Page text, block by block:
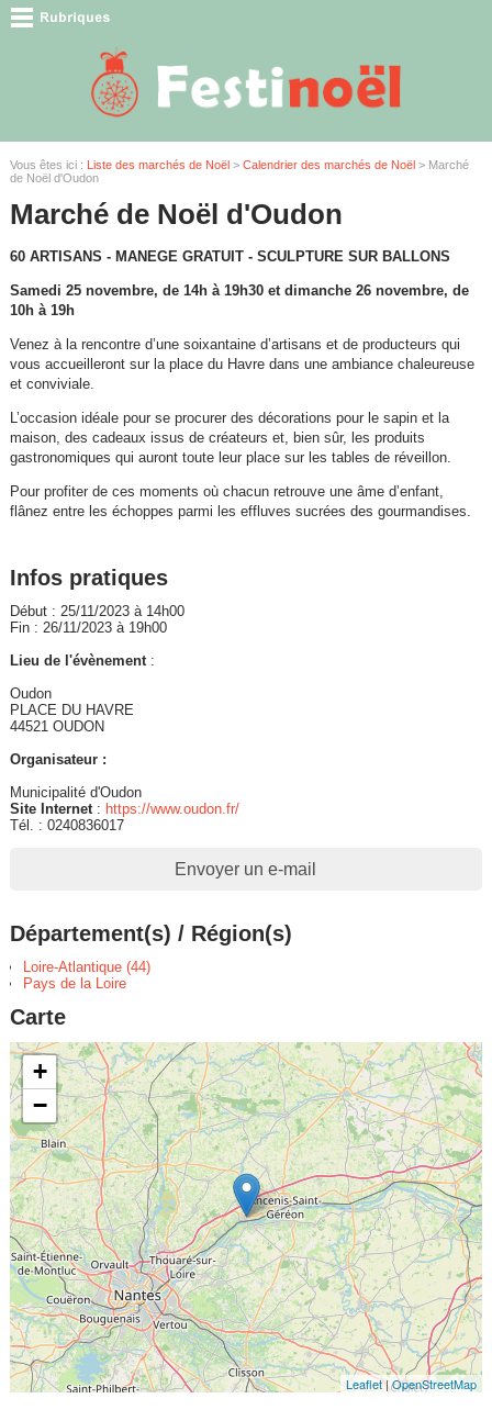
Vous êtes ici : Liste des marchés de Noël> Calendrier des marchés de Noël> Marché
de Noël d'Oudon
Marché de Noël d'Oudon
60 ARTISANS - MANEGE GRATUIT - SCULPTURE SUR BALLONS
Samedi 25 novembre, de 14h à 19h30 et dimanche 26 novembre, de
10h à 19h
Venez à la rencontre d’une soixantaine d’artisans et de producteurs qui
vous accueilleront sur la place du Havre dans une ambiance chaleureuse
et conviviale.
L’occasion idéale pour se procurer des décorations pour le sapin et la
maison, des cadeaux issus de créateurs et, bien sûr, les produits
gastronomiques qui auront toute leur place sur les tables de réveillon.
Pour profiter de ces moments où chacun retrouve une âme d’enfant,
flânez entre les échoppes parmi les effluves sucrées des gourmandises.
Infos pratiques
Début : 25/11/2023 à 14h00
Fin : 26/11/2023 à 19h00
Lieu de l'évènement:
Oudon
PLACE DU HAVRE
44521 OUDON
Organisateur :
Municipalité d'Oudon
Site Internet: https://www.oudon.fr/
Tél. : 0240836017
Envoyer un e-mail
Département(s) / Région(s)
Loire-Atlantique (44)
Pays de la Loire
Carte
+
−
Leaflet|OpenStreetMap